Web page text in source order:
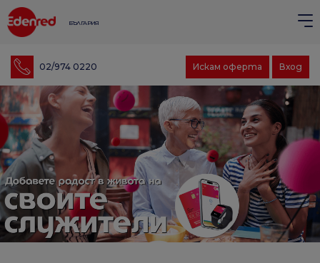
БЪЛГАРИЯ
02/974 0220 Вход
Искам оферта